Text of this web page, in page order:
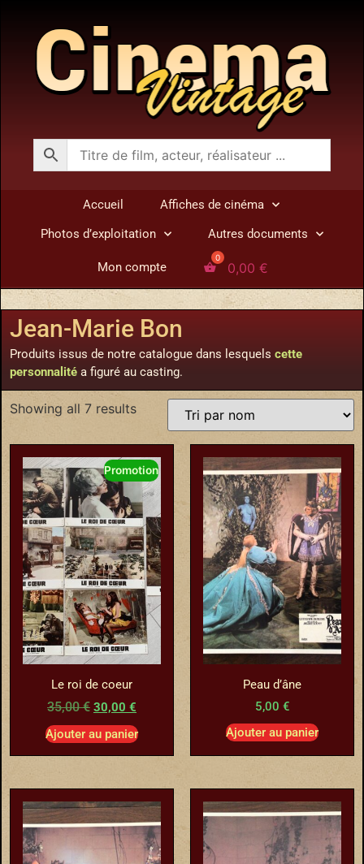
Accueil
Affiches de cinéma
Photos d’exploitation
Autres documents
Mon compte 0,00€
Jean-Marie Bon
Produits issus de notre catalogue dans lesquels cette
personnalité a figuré au casting.
Showing all 7 results
Promotion
Le roi de coeur
35,00€ 30,00 €
Ajouter au panier
Peau d’âne
5,00 €
Ajouter au panier